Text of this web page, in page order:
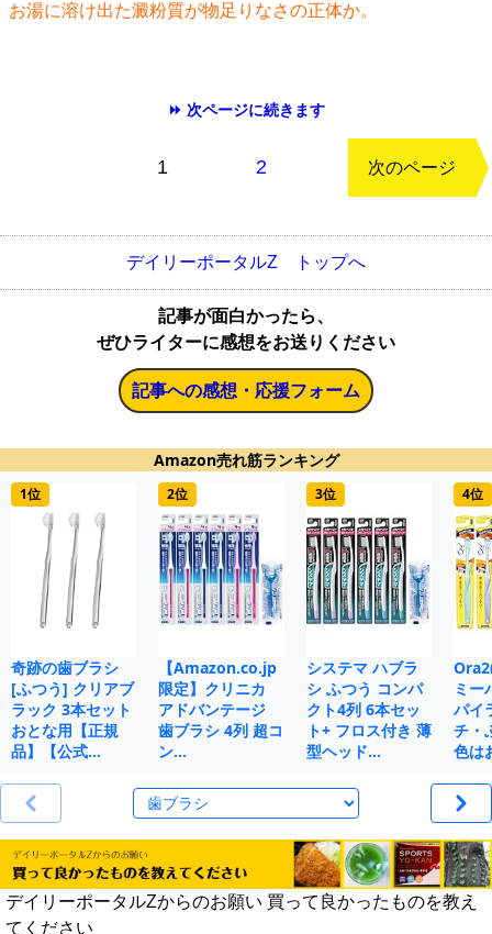
お湯に溶け出た澱粉質が物足りなさの正体か。
⏩ 次ページに続きます
1 2 次のページ
デイリーポータルZ トップへ
記事が面白かったら、
ぜひライターに感想をお送りください
記事への感想・応援フォーム
Amazon売れ筋ランキング
1位
奇跡の歯ブラシ
[ふつう] クリアブ
ラック 3本セット
おとな用【正規
品】【公式…
2位
【Amazon.co.jp
限定】クリニカ
アドバンテージ
歯ブラシ 4列 超コ
ン…
3位
システマ ハブラ
シ ふつう コンパ
クト4列 6本セッ
ト+ フロス付き 薄
型ヘッド…
4位
ミー
パイ
チ・
色は
デイリーポータルZからのお願い 買って良かったものを教え
てください